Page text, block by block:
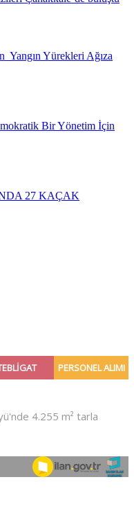
Yangın Yürekleri Ağıza
Bir Yönetim İçin
27 KAÇAK